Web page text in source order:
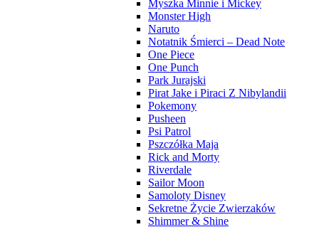
Myszka Minnie i Mickey
Monster High
Naruto
Notatnik Śmierci – Dead Note
One Piece
One Punch
Park Jurajski
Pirat Jake i Piraci Z Nibylandii
Pokemony
Pusheen
Psi Patrol
Pszczółka Maja
Rick and Morty
Riverdale
Sailor Moon
Samoloty Disney
Sekretne Życie Zwierzaków
Shimmer & Shine